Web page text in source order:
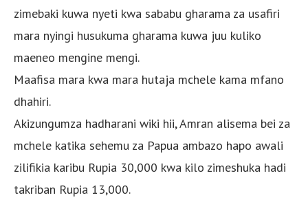
zimebaki kuwa nyeti kwa sababu gharama za usafiri
mara nyingi husukuma gharama kuwa juu kuliko
maeneo mengine mengi.
Maafisa mara kwa mara hutaja mchele kama mfano
dhahiri.
Akizungumza hadharani wiki hii, Amran alisema bei za
mchele katika sehemu za Papua ambazo hapo awali
zilifikia karibu Rupia 30,000 kwa kilo zimeshuka hadi
takriban Rupia 13,000.